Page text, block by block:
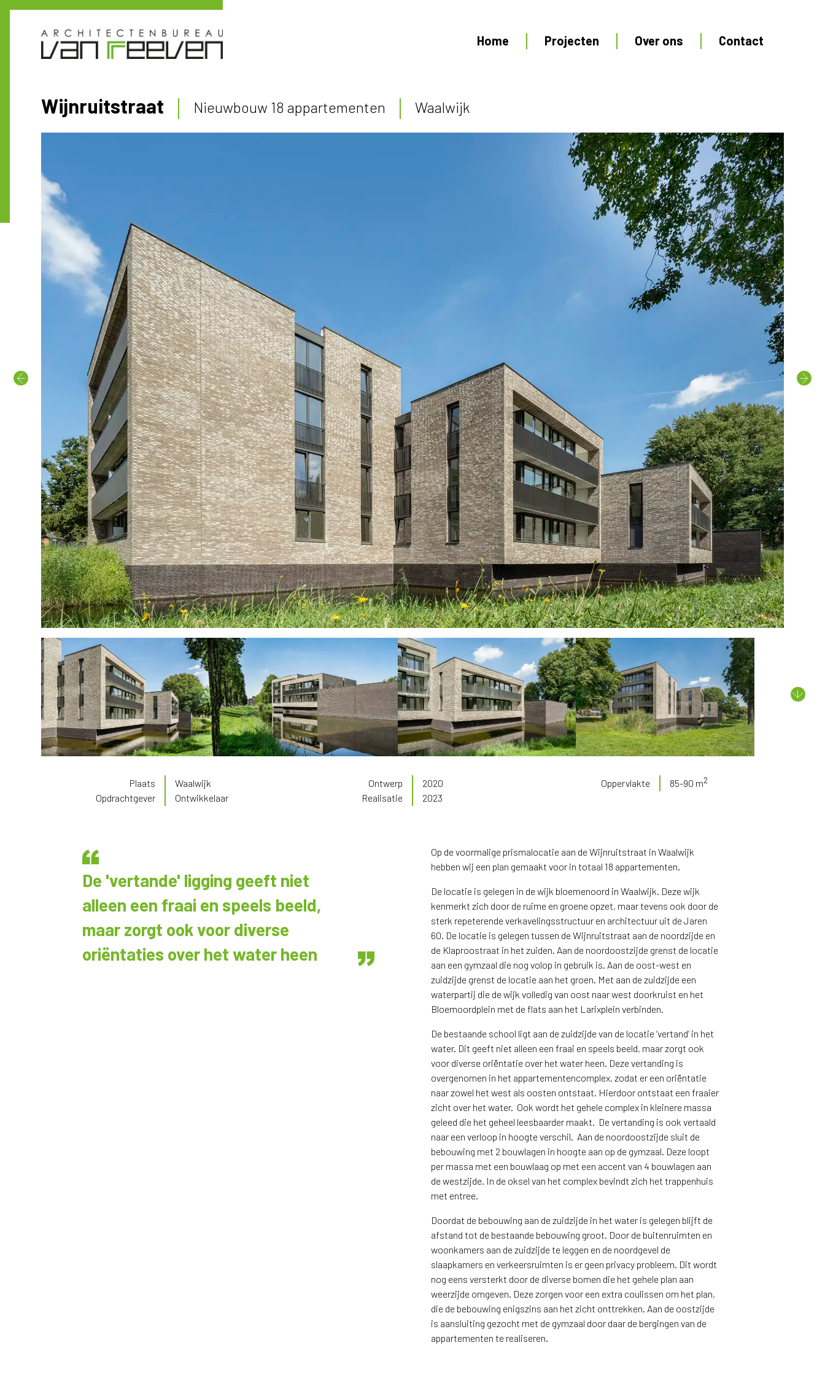
Home Projecten Over ons Contact
Wijnruitstraat Nieuwbouw 18 appartementen Waalwijk
Plaats
Waalwijk
Opdrachtgever
Ontwikkelaar
Ontwerp
2020
Realisatie
2023
Oppervlakte 85-90 m2
De 'vertande' ligging geeft niet
alleen een fraai en speels beeld,
maar zorgt ook voor diverse
oriëntaties over het water heen
Op de voormalige prismalocatie aan de Wijnruitstraat in Waalwijk
hebben wij een plan gemaakt voor in totaal 18 appartementen.
De locatie is gelegen in de wijk bloemenoord in Waalwijk. Deze wijk
kenmerkt zich door de ruime en groene opzet, maar tevens ook door de
sterk repeterende verkavelingsstructuur en architectuur uit de Jaren
60. De locatie is gelegen tussen de Wijnruitstraat aan de noordzijde en
de Klaproostraat in het zuiden. Aan de noordoostzijde grenst de locatie
aan een gymzaal die nog volop in gebruik is. Aan de oost-west en
zuidzijde grenst de locatie aan het groen. Met aan de zuidzijde een
waterpartij die de wijk volledig van oost naar west doorkruist en het
Bloemoordplein met de flats aan het Larixplein verbinden.
De bestaande school ligt aan de zuidzijde van de locatie ‘vertand’ in het
water. Dit geeft niet alleen een fraai en speels beeld, maar zorgt ook
voor diverse oriëntatie over het water heen. Deze vertanding is
overgenomen in het appartementencomplex, zodat er een oriëntatie
naar zowel het west als oosten ontstaat. Hierdoor ontstaat een fraaier
zicht over het water. Ook wordt het gehele complex in kleinere massa
geleed die het geheel leesbaarder maakt. De vertanding is ook vertaald
naar een verloop in hoogte verschil. Aan de noordoostzijde sluit de
bebouwing met 2 bouwlagen in hoogte aan op de gymzaal. Deze loopt
per massa met een bouwlaag op met een accent van 4 bouwlagen aan
de westzijde. In de oksel van het complex bevindt zich het trappenhuis
met entree.
Doordat de bebouwing aan de zuidzijde in het water is gelegen blijft de
afstand tot de bestaande bebouwing groot. Door de buitenruimten en
woonkamers aan de zuidzijde te leggen en de noordgevel de
slaapkamers en verkeersruimten is er geen privacy probleem. Dit wordt
nog eens versterkt door de diverse bomen die het gehele plan aan
weerzijde omgeven. Deze zorgen voor een extra coulissen om het plan,
die de bebouwing enigszins aan het zicht onttrekken. Aan de oostzijde
is aansluiting gezocht met de gymzaal door daar de bergingen van de
appartementen te realiseren.